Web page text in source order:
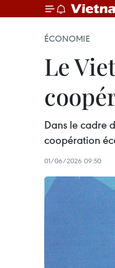
ÉCONOMIE
Le
Dans le cadre
coopération
01/06/2026 09:50